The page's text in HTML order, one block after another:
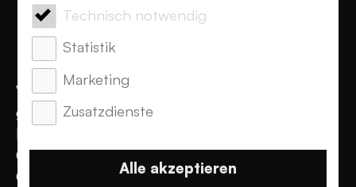
Technisch notwendig
Statistik
Marketing
Zusatzdienste
Alle akzeptieren
Konsistentes Branding
bei »Mein Phileo«
Wir wollen hier nicht nur abstrakte Tipps
geben. Schauen wir uns an, wie man ein
konsistentes Branding aufbaut. Einer unserer
Cases bietet sich dafür wunderbar an.
Gemeinsam mit dem BKK Dachverband e.V.